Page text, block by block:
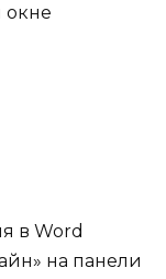
окне
в Word
на панели